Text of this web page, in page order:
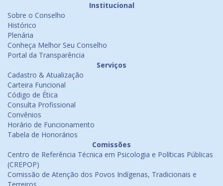
Institucional
Sobre o Conselho
Histórico
Plenária
Conheça Melhor Seu Conselho
Portal da Transparência
Serviços
Cadastro & Atualização
Carteira Funcional
Código de Ética
Consulta Profissional
Convênios
Horário de Funcionamento
Tabela de Honorários
Comissões
Centro de Referência Técnica em Psicologia e Políticas Públicas
(CREPOP)
Comissão de Atenção dos Povos Indígenas, Tradicionais e